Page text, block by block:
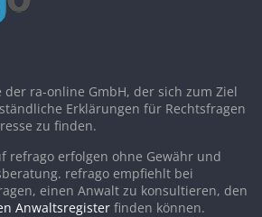
der ra-online GmbH, der sich zum Ziel
Erklärungen für Rechtsfragen
zu finden.
refrago erfolgen ohne Gewähr und
refrago empfiehlt bei
einen Anwalt zu konsultieren, den
Anwaltsregister finden können.